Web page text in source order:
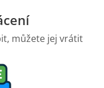
můžete jej vrátit